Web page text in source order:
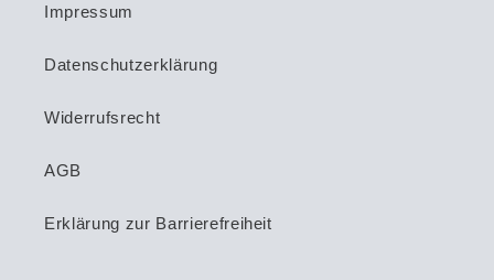
Impressum
Datenschutzerklärung
Widerrufsrecht
AGB
Erklärung zur Barrierefreiheit